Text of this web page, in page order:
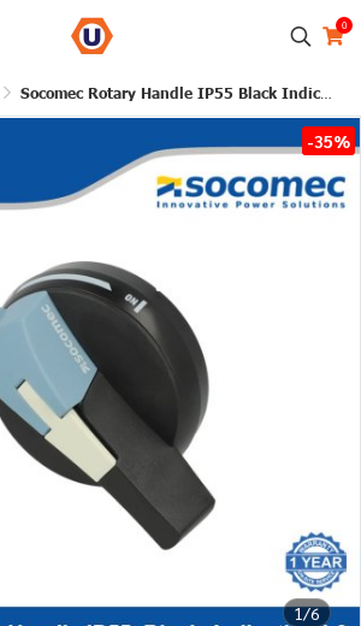
0
Socomec Rotary Handle IP55 Black Indication I-0 | 14811111
1/6
-35%